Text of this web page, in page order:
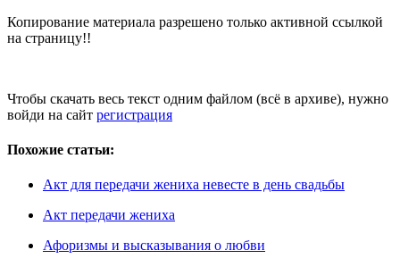
Копирование материала разрешено только активной ссылкой
на страницу!!
Чтобы скачать весь текст одним файлом (всё в архиве), нужно
войди на сайт регистрация
Похожие статьи:
Акт для передачи жениха невесте в день свадьбы
Акт передачи жениха
Афоризмы и высказывания о любви